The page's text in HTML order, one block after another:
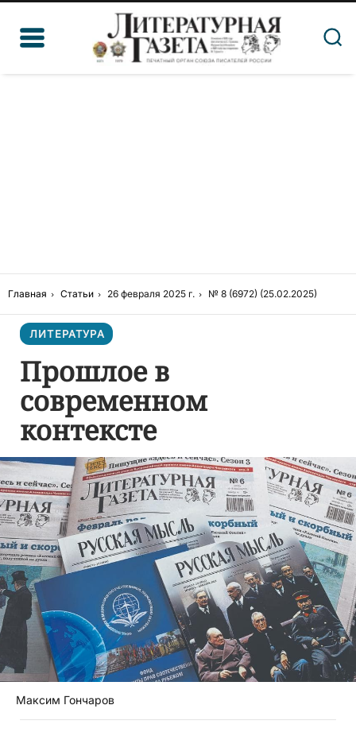
Главная Статьи 26 февраля 2025 г. № 8 (6972) (25.02.2025)
ЛИТЕРАТУРА
Прошлое в
современном
контексте
Максим Гончаров